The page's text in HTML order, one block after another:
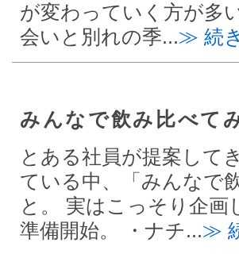
が変わっていく方が多
会いと別れの季...≫ 続
みんなで飲み比べて
とある社員が提案して
ている中、「みんなで
と。 実はこっそり企
準備開始。 ・ナチ...≫